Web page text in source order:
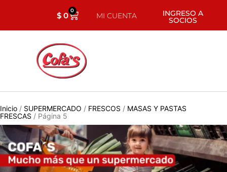
$0 0
MI CUENTA INGRESO A
SOCIOS
Inicio / SUPERMERCADO / FRESCOS / MASAS Y PASTAS
FRESCAS / Página 5